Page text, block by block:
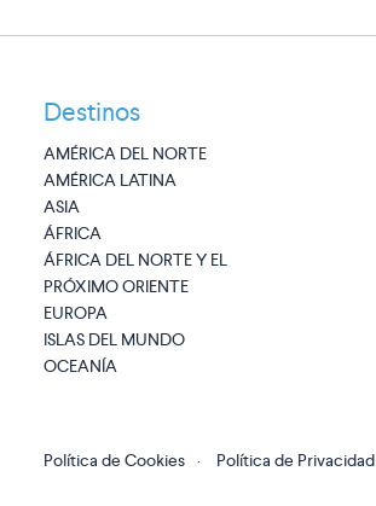
Destinos
AMÉRICA DEL NORTE
AMÉRICA LATINA
ASIA
ÁFRICA
ÁFRICA DEL NORTE Y EL
PRÓXIMO ORIENTE
EUROPA
ISLAS DEL MUNDO
OCEANÍA
Política de Cookies · Política de Privacidad